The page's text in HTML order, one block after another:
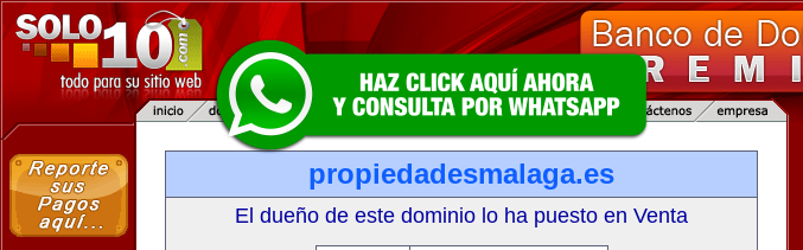
propiedadesmalaga.es
El dueño de este dominio lo ha puesto en Venta